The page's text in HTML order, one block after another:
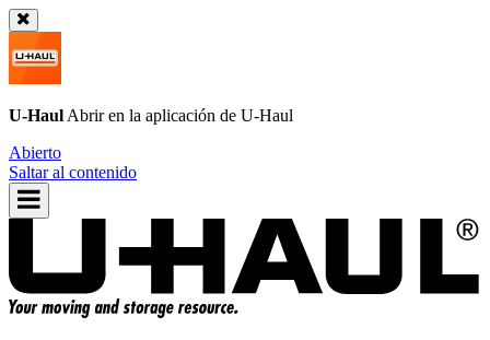
U-Haul Abrir en la aplicación de U-Haul
Abierto
Saltar al contenido